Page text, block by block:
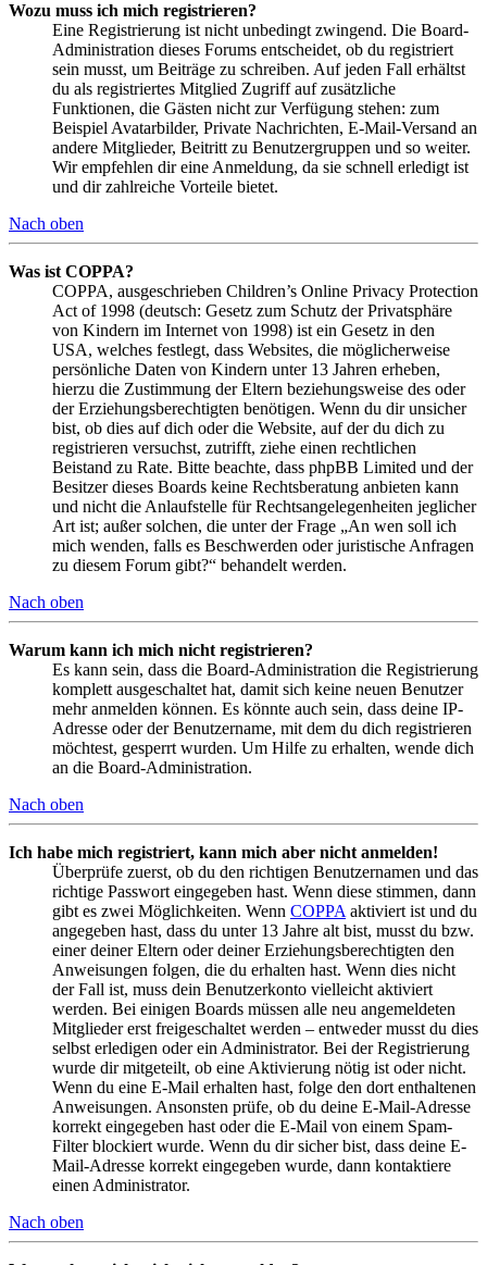
Wozu muss ich mich registrieren?
Eine Registrierung ist nicht unbedingt zwingend. Die Board-
Administration dieses Forums entscheidet, ob du registriert
sein musst, um Beiträge zu schreiben. Auf jeden Fall erhältst
du als registriertes Mitglied Zugriff auf zusätzliche
Funktionen, die Gästen nicht zur Verfügung stehen: zum
Beispiel Avatarbilder, Private Nachrichten, E-Mail-Versand an
andere Mitglieder, Beitritt zu Benutzergruppen und so weiter.
Wir empfehlen dir eine Anmeldung, da sie schnell erledigt ist
und dir zahlreiche Vorteile bietet.
Nach oben
Was ist COPPA?
COPPA, ausgeschrieben Children’s Online Privacy Protection
Act of 1998 (deutsch: Gesetz zum Schutz der Privatsphäre
von Kindern im Internet von 1998) ist ein Gesetz in den
USA, welches festlegt, dass Websites, die möglicherweise
persönliche Daten von Kindern unter 13 Jahren erheben,
hierzu die Zustimmung der Eltern beziehungsweise des oder
der Erziehungsberechtigten benötigen. Wenn du dir unsicher
bist, ob dies auf dich oder die Website, auf der du dich zu
registrieren versuchst, zutrifft, ziehe einen rechtlichen
Beistand zu Rate. Bitte beachte, dass phpBB Limited und der
Besitzer dieses Boards keine Rechtsberatung anbieten kann
und nicht die Anlaufstelle für Rechtsangelegenheiten jeglicher
Art ist; außer solchen, die unter der Frage „An wen soll ich
mich wenden, falls es Beschwerden oder juristische Anfragen
zu diesem Forum gibt?“ behandelt werden.
Nach oben
Warum kann ich mich nicht registrieren?
Es kann sein, dass die Board-Administration die Registrierung
komplett ausgeschaltet hat, damit sich keine neuen Benutzer
mehr anmelden können. Es könnte auch sein, dass deine IP-
Adresse oder der Benutzername, mit dem du dich registrieren
möchtest, gesperrt wurden. Um Hilfe zu erhalten, wende dich
an die Board-Administration.
Nach oben
Ich habe mich registriert, kann mich aber nicht anmelden!
Überprüfe zuerst, ob du den richtigen Benutzernamen und das
richtige Passwort eingegeben hast. Wenn diese stimmen, dann
gibt es zwei Möglichkeiten. Wenn COPPA aktiviert ist und du
angegeben hast, dass du unter 13 Jahre alt bist, musst du bzw.
einer deiner Eltern oder deiner Erziehungsberechtigten den
Anweisungen folgen, die du erhalten hast. Wenn dies nicht
der Fall ist, muss dein Benutzerkonto vielleicht aktiviert
werden. Bei einigen Boards müssen alle neu angemeldeten
Mitglieder erst freigeschaltet werden – entweder musst du dies
selbst erledigen oder ein Administrator. Bei der Registrierung
wurde dir mitgeteilt, ob eine Aktivierung nötig ist oder nicht.
Wenn du eine E-Mail erhalten hast, folge den dort enthaltenen
Anweisungen. Ansonsten prüfe, ob du deine E-Mail-Adresse
korrekt eingegeben hast oder die E-Mail von einem Spam-
Filter blockiert wurde. Wenn du dir sicher bist, dass deine E-
Mail-Adresse korrekt eingegeben wurde, dann kontaktiere
einen Administrator.
Nach oben